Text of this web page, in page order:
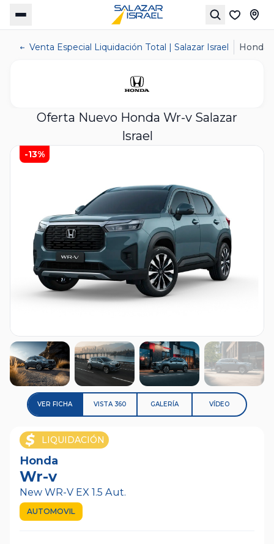
Venta Especial Liquidación Total | Salazar Israel Honda
Oferta Nuevo Honda Wr-v Salazar
Israel
-13%
+10
VER FICHA VISTA 360 GALERÍA VÍDEO
LIQUIDACIÓN
Honda
Wr-v
New WR-V EX 1.5 Aut.
AUTOMOVIL